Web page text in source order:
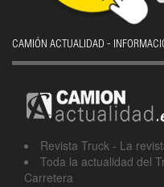
CAMIÓN ACTUALIDAD -
Revista Truck - La
Toda la actualidad del
Carretera